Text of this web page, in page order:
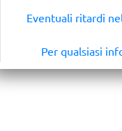
Eventuali ritardi
Per qualsiasi